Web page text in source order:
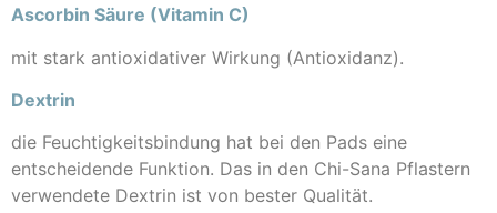
Ascorbin Säure (Vitamin C)
mit stark antioxidativer Wirkung (Antioxidanz).
Dextrin
die Feuchtigkeitsbindung hat bei den Pads eine
entscheidende Funktion. Das in den Chi-Sana Pflastern
verwendete Dextrin ist von bester Qualität.